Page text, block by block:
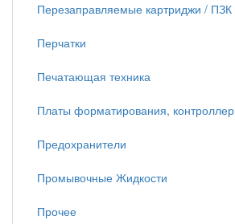
Перезаправляемые картриджи / ПЗК
Перчатки
Печатающая техника
Платы форматирования, контроллер
Предохранители
Промывочные Жидкости
Прочее